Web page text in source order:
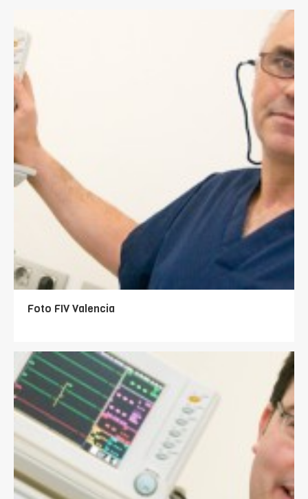
Foto FIV Valencia